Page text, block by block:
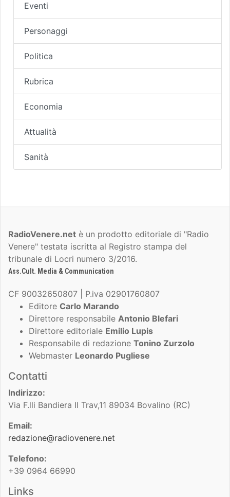
Eventi
Personaggi
Politica
Rubrica
Economia
Attualità
Sanità
RadioVenere.net è un prodotto editoriale di "Radio
Venere" testata iscritta al Registro stampa del
tribunale di Locri numero 3/2016.
Ass.Cult. Media & Communication
CF 90032650807 | P.iva 02901760807
Editore Carlo Marando
Direttore responsabile Antonio Blefari
Direttore editoriale Emilio Lupis
Responsabile di redazione Tonino Zurzolo
Webmaster Leonardo Pugliese
Contatti
Indirizzo:
Via F.lli Bandiera II Trav,11 89034 Bovalino (RC)
Email:
redazione@radiovenere.net
Telefono:
+39 0964 66990
Links